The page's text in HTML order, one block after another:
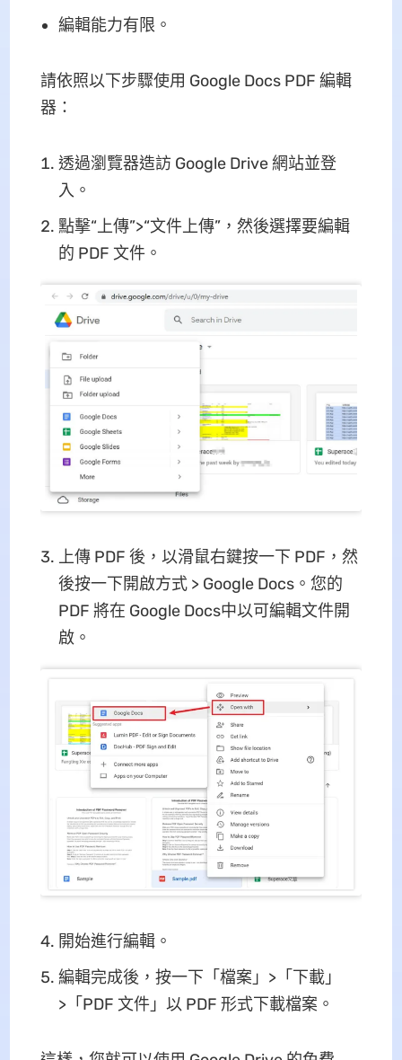
編輯能力有限。
請依照以下步驟使用 Google Docs PDF 編輯
器：
透過瀏覽器造訪 Google Drive 網站並登
入。
點擊“上傳”>“文件上傳”，然後選擇要編輯
的 PDF 文件。
上傳 PDF 後，以滑鼠右鍵按一下 PDF，然
後按一下開啟方式 > Google Docs。您的
PDF 將在 Google Docs中以可編輯文件開
啟。
開始進行編輯。
編輯完成後，按一下「檔案」>「下載」
>「PDF 文件」以 PDF 形式下載檔案。